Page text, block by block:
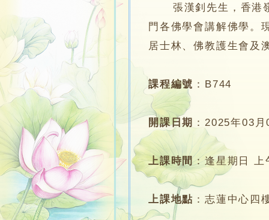
張漢釗先生，香港嶺
門各佛學會講解佛學。
居士林、佛教護生會及
課程編號 ： B744
開課日期 ：2025年03月
上課時間：逢星期日
上課地點 ：志蓮中心四